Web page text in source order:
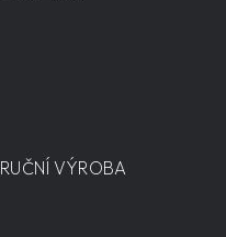
RUČNÍ VÝROBA